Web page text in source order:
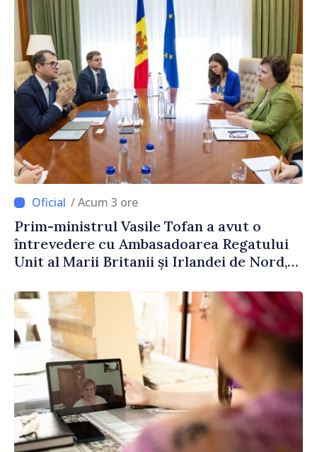
/ Acum 3 ore
Prim-ministrul Vasile Tofan a avut o
întrevedere cu Ambasadoarea Regatului
Unit al Marii Britanii și Irlandei de Nord,